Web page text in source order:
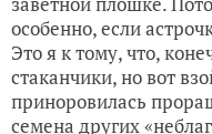
особенно, если
Это я к тому, что,
стаканчики, но вот
приноровилась
семена других